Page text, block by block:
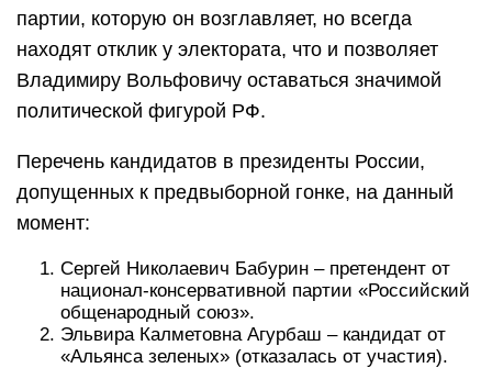
партии, которую он возглавляет, но всегда
находят отклик у электората, что и позволяет
Владимиру Вольфовичу оставаться значимой
политической фигурой РФ.
Перечень кандидатов в президенты России,
допущенных к предвыборной гонке, на данный
момент:
Сергей Николаевич Бабурин – претендент от
национал-консервативной партии «Российский
общенародный союз».
Эльвира Калметовна Агурбаш – кандидат от
«Альянса зеленых» (отказалась от участия).